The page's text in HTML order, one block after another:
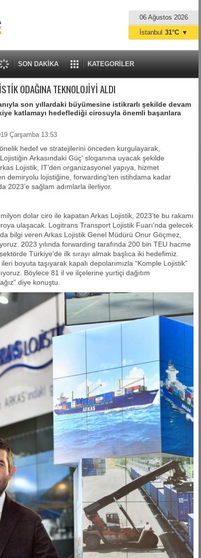
06 Ağustos 2026
SON DAKİKA KATEGORİLER
İstanbul 31°C ▼
ODAĞINA TEKNOLOJİYİ ALDI
son yıllardaki büyümesine istikrarlı şekilde devam
katlamayı hedeflediği cirosuyla önemli başarılara
Çarşamba 13:53
hedef ve stratejilerini önceden kurgulayarak,
Arkasındaki Güç' sloganına uyacak şekilde
Lojistik, IT’den organizasyonel yapıya, hizmet
demiryolu lojistiğine, forwarding’ten istihdama kadar
2023’e sağlam adımlarla ilerliyor.
dolar ciro ile kapatan Arkas Lojistik, 2023’te bu rakamı
ulaşacak. Logitrans Transport Lojistik Fuarı’nda gelecek
bilgi veren Arkas Lojistik Genel Müdürü Onur Göçmez,
2023 yılında forwarding tarafında 200 bin TEU hacme
sektörde Türkiye’de ilk sırayı almak başlıca iki hedefimiz.
boyuta taşıyarak kapalı depolarımızla “Komple Lojistik”
Böylece 81 il ve ilçelerine yurtiçi dağıtım
diye konuştu.